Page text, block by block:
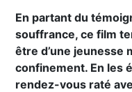
En partant du
souffrance, ce film
être d’une jeunesse
confinement. En les
rendez-vous raté